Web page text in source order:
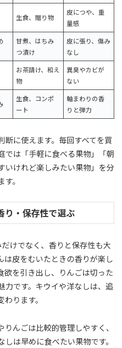
生食、贈り物
皮につや、重
量感
甘煮、はちみ
つ漬け
皮に張り、傷み
なし
お茶請け、和え
物
異臭やカビが
ない
生食、コンポ
ート
軸まわりの香
りと弾力
断に使えます。毎回すべてを買
では「手軽に食べる果物」「朝
いけれど楽しみたい果物」を分
。
り・保存性で選ぶ
けでなく、香りと保存性も大
は皮をむいたときの香りが楽し
欲を引き出し、りんごは切った
力です。キウイや洋なしは、追
ります。
んごは比較的管理しやすく、
は早めに食べたい果物です。